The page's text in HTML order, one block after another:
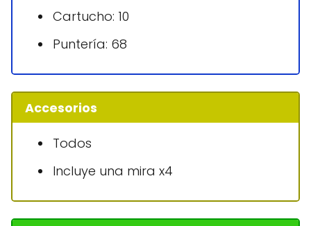
Cartucho: 10
Puntería: 68
Accesorios
Todos
Incluye una mira x4